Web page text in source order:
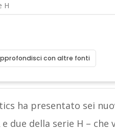
H
con altre fonti
ha presentato sei
e due della serie H –